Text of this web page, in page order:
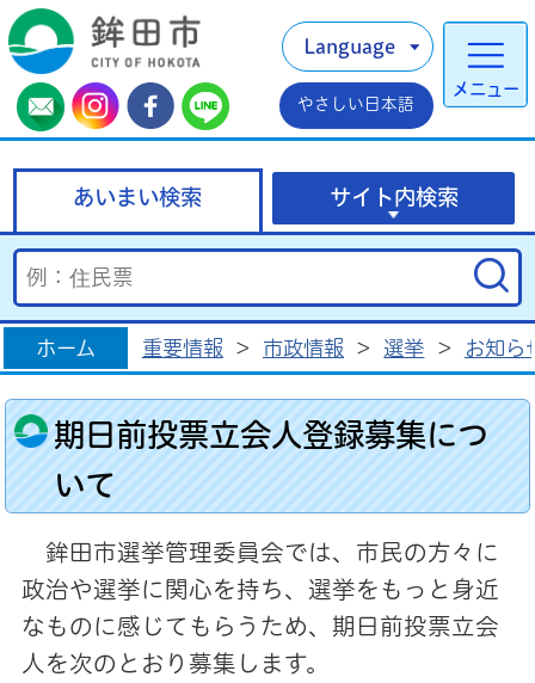
メニュー
Language
やさしい日本語
あいまい検索 サイト内検索
ホーム 重要情報 > 市政情報 > 選挙 > お知ら
期日前投票立会人登録募集につ
いて
鉾田市選挙管理委員会では、市民の方々に
政治や選挙に関心を持ち、選挙をもっと身近
なものに感じてもらうため、期日前投票立会
人を次のとおり募集します。